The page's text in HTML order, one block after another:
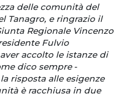
delle comunità del
Tanagro, e ringrazio il
Regionale Vincenzo
Fulvio
accolto le istanze di
dico sempre-
la risposta alle esigenze
è racchiusa in due